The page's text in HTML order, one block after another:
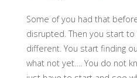
Some of you had that
disrupted. Then you start
different. You start finding
what not yet…. You do not